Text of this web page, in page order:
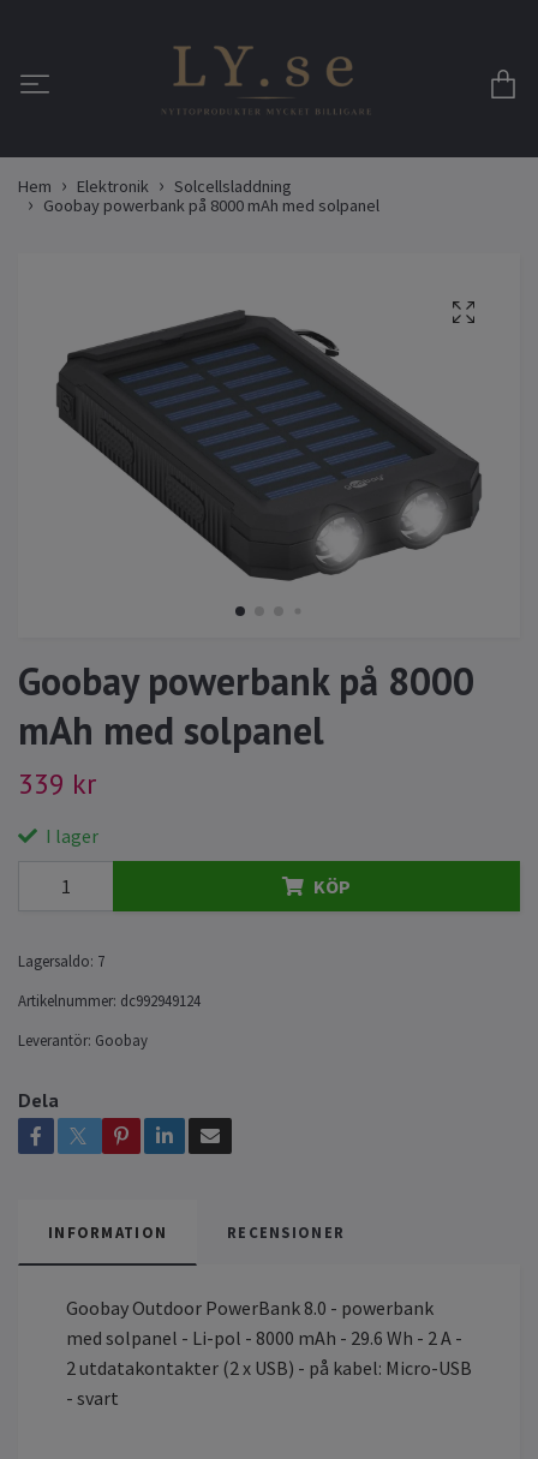
Hem Elektronik
Solcellsladdning
Goobay powerbank på 8000 mAh med solpanel
Goobay powerbank på 8000
mAh med solpanel
339 kr
I lager
KÖP
Lagersaldo: 7
Artikelnummer: dc992949124
Leverantör: Goobay
Dela
INFORMATION RECENSIONER
Goobay Outdoor PowerBank 8.0 - powerbank
med solpanel - Li-pol - 8000 mAh - 29.6 Wh - 2 A -
2 utdatakontakter (2 x USB) - på kabel: Micro-USB
- svart